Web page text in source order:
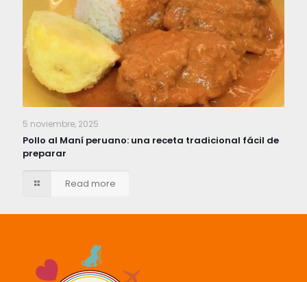
5 noviembre, 2025
Pollo al Maní peruano: una receta tradicional fácil de
preparar
Read more